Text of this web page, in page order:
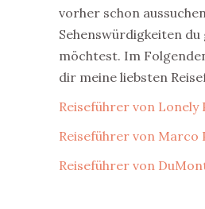
vorher schon
Sehenswürdigkeiten du
möchtest. Im
dir meine liebsten
Reiseführer von Lonely
Reiseführer von Marco
Reiseführer von